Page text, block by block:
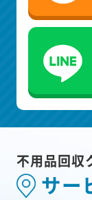
不用品回収
サー